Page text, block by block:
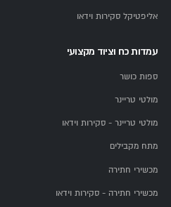
אליפטיקל סקירות וידאו
עמדות כח וציוד מקצועי
ספות כושר
מולטי טריינר
מולטי טריינר - סקירות וידאו
מתח מקבילים
מכשירי חתירה
מכשירי חתירה - סקירות וידאו